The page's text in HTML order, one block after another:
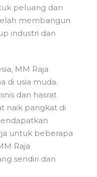
peluang dan
membangun
industri dan
MM Raja
di usia muda.
dan hasrat
naik pangkat di
untuk beberapa
Raja
sendiri dan